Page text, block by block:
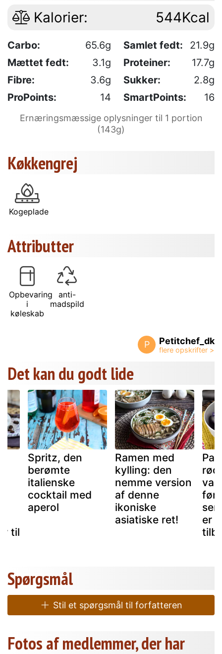
Kalorier: 544Kcal
Carbo: 65.6g Samlet fedt:
21.9g
Mættet fedt:
3.1g Proteiner:
17.7g
Fibre:
3.6g Sukker:
2.8g
ProPoints:
14 SmartPoints: 16
Ernæringsmæssige oplysninger til 1 portion
(143g)
Køkkengrej
Kogeplade
Attributter
Opbevaring
i
køleskab
anti-
madspild
P Petitchef_dk
Det kan du godt lide
til
Spritz, den
berømte
italienske
cocktail med
aperol
Ramen med
kylling: den
nemme version
af denne
ikoniske
asiatiske ret!
ser
er
Spørgsmål
Stil et spørgsmål til forfatteren
Fotos af medlemmer, der har